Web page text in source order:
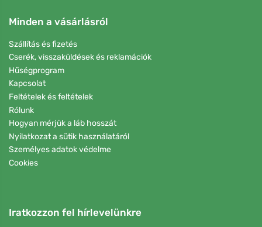
Minden a vásárlásról
Szállítás és fizetés
Cserék, visszaküldések és reklamációk
Hűségprogram
Kapcsolat
Feltételek és feltételek
Rólunk
Hogyan mérjük a láb hosszát
Nyilatkozat a sütik használatáról
Személyes adatok védelme
Cookies
Iratkozzon fel hírlevelünkre